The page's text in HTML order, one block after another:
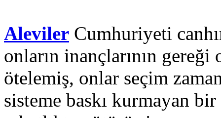
Aleviler Cumhuriyeti
onların inançlarının
ötelemiş, onlar seçim
sisteme baskı kurmayan